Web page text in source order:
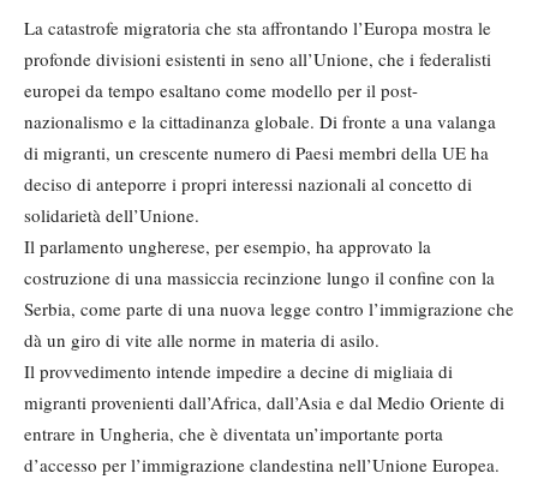
La catastrofe migratoria che sta affrontando l’Europa mostra le
profonde divisioni esistenti in seno all’Unione, che i federalisti
europei da tempo esaltano come modello per il post-
nazionalismo e la cittadinanza globale. Di fronte a una valanga
di migranti, un crescente numero di Paesi membri della UE ha
deciso di anteporre i propri interessi nazionali al concetto di
solidarietà dell’Unione.
Il parlamento ungherese, per esempio, ha approvato la
costruzione di una massiccia recinzione lungo il confine con la
Serbia, come parte di una nuova legge contro l’immigrazione che
dà un giro di vite alle norme in materia di asilo.
Il provvedimento intende impedire a decine di migliaia di
migranti provenienti dall’Africa, dall’Asia e dal Medio Oriente di
entrare in Ungheria, che è diventata un’importante porta
d’accesso per l’immigrazione clandestina nell’Unione Europea.